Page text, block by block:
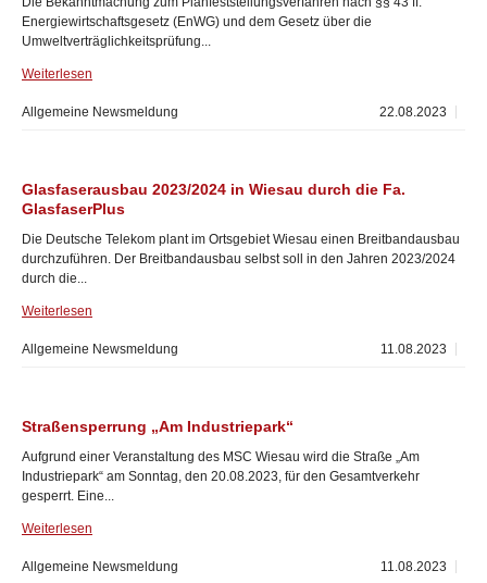
Energiewirtschaftsgesetz (EnWG) und dem Gesetz über die
Umweltverträglichkeitsprüfung...
Weiterlesen
22.08.2023
Allgemeine Newsmeldung
Glasfaserausbau 2023/2024 in Wiesau durch die Fa.
GlasfaserPlus
Die Deutsche Telekom plant im Ortsgebiet Wiesau einen Breitbandausbau
durchzuführen. Der Breitbandausbau selbst soll in den Jahren 2023/2024
durch die...
Weiterlesen
11.08.2023
Allgemeine Newsmeldung
Straßensperrung „Am Industriepark“
Aufgrund einer Veranstaltung des MSC Wiesau wird die Straße „Am
Industriepark“ am Sonntag, den 20.08.2023, für den Gesamtverkehr
gesperrt. Eine...
Weiterlesen
11.08.2023
Allgemeine Newsmeldung